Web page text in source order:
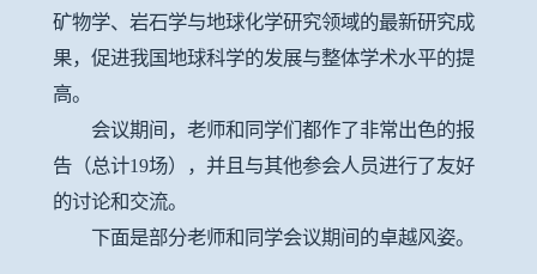
矿物学、岩石学与地球化学研究领域的最新研究成
果，促进我国地球科学的发展与整体学术水平的提
高。
会议期间，老师和同学们都作了非常出色的报
告（总计19场），并且与其他参会人员进行了友好
的讨论和交流。
下面是部分老师和同学会议期间的卓越风姿。